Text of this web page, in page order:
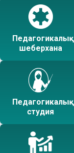
Педагогикалық
шеберхана
Педагогикалық
студия